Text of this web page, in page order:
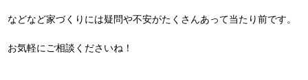
などなど家づくりには疑問や不安がたくさんあって当たり前です。
お気軽にご相談くださいね！